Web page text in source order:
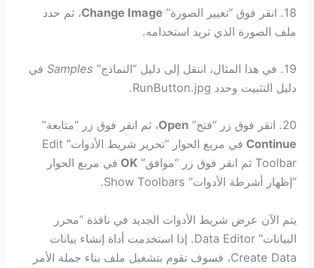
18. انقر فوق “تغيير الصورة” Change Image، ثم حدد
ملف الصورة الذي تريد استخدامه.
19. في هذا المثال، انتقل إلى دليل “النماذج” Samples في
دليل التثبيت وحدد RunButton.jpg.
20. انقر فوق زر “فتح” Open، ثم انقر فوق زر “متابعة”
Continue
في مربع الحوار “تحرير شريط الأدوات” Edit
Toolbar ثم انقر فوق زر “موافق”
OK في مربع الحوار
“إظهار أشرطة الأدوات” Show Toolbars.
يتم الآن عرض شريط الأدوات الجديد في نافذة “محرر
البيانات” Data Editor. إذا استخدمت أداة إنشاء بيانات
Create Data، فسوف تقوم بتشغيل ملف بناء جملة الأمر